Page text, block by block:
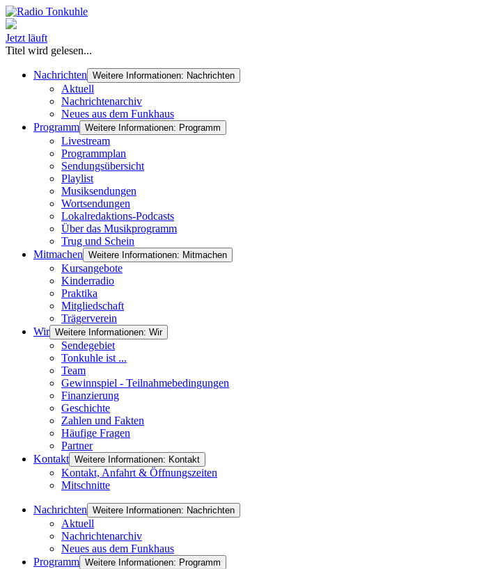
Jetzt läuft
Titel wird gelesen...
Nachrichten Weitere Informationen: Nachrichten
Aktuell
Nachrichtenarchiv
Neues aus dem Funkhaus
Programm Weitere Informationen: Programm
Livestream
Programmplan
Sendungsübersicht
Playlist
Musiksendungen
Wortsendungen
Lokalredaktions-Podcasts
Über das Musikprogramm
Trug und Schein
Mitmachen Weitere Informationen: Mitmachen
Kursangebote
Kinderradio
Praktika
Mitgliedschaft
Trägerverein
Wir Weitere Informationen: Wir
Sendegebiet
Tonkuhle ist ...
Team
Gewinnspiel - Teilnahmebedingungen
Finanzierung
Geschichte
Zahlen und Fakten
Häufige Fragen
Partner
Kontakt Weitere Informationen: Kontakt
Kontakt, Anfahrt & Öffnungszeiten
Mitschnitte
Nachrichten Weitere Informationen: Nachrichten
Aktuell
Nachrichtenarchiv
Neues aus dem Funkhaus
Programm Weitere Informationen: Programm